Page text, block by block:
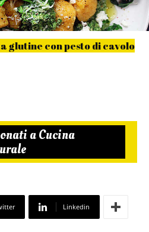
glutine con pesto di cavolo
a Cucina
Linkedin